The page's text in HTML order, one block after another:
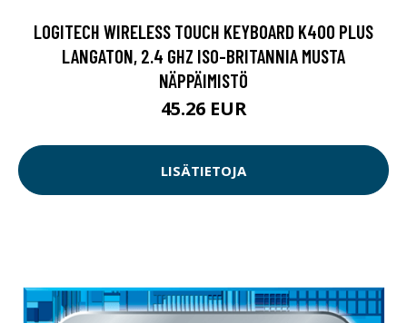
LOGITECH WIRELESS TOUCH KEYBOARD K400 PLUS
LANGATON, 2.4 GHZ ISO-BRITANNIA MUSTA
NÄPPÄIMISTÖ
45.26 EUR
LISÄTIETOJA